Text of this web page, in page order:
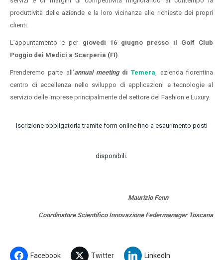
produttività delle aziende e la loro vicinanza alle richieste dei propri
clienti.
L’appuntamento è per giovedì 16 giugno presso il Golf Club
Poggio dei Medici a Scarperia (FI).
Prenderemo parte all’annual meetingdiTemera, azienda fiorentina
centro di eccellenza nello sviluppo di applicazioni e tecnologie al
servizio delle imprese principalmente del settore del Fashion e Luxury.
Iscrizione obbligatoria tramite form onlinefino a esaurimento posti
disponibili.
Maurizio Fenn
Coordinatore Scientifico Innovazione Federmanager Toscana
Facebook Twitter LinkedIn